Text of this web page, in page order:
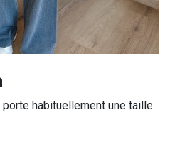
habituellement une taille